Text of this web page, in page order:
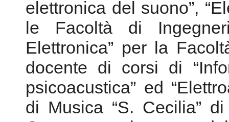
elettronica del suono”,
le Facoltà di
Elettronica” per la
docente di corsi di
psicoacustica” ed
di Musica “S. Cecilia”